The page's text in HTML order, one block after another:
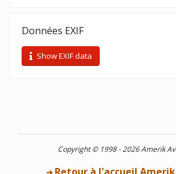
Données EXIF
Show EXIF data
Copyright © 1998 - 2026 Amerik